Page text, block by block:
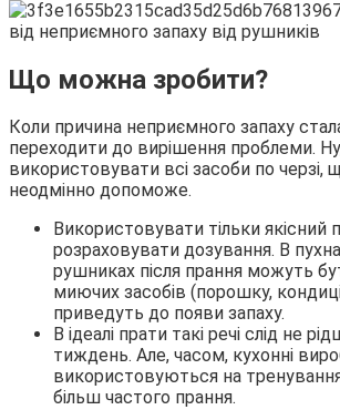
Що можна зробити?
Коли причина неприємного запаху
переходити до вирішення проблеми.
використовувати всі засоби по черзі,
неодмінно допоможе.
Використовувати тільки якісний
розраховувати дозування. В
рушниках після прання можуть
миючих засобів (порошку,
приведуть до появи запаху.
В ідеалі прати такі речі слід не
тиждень. Але, часом, кухонні
використовуються на
більш частого прання.